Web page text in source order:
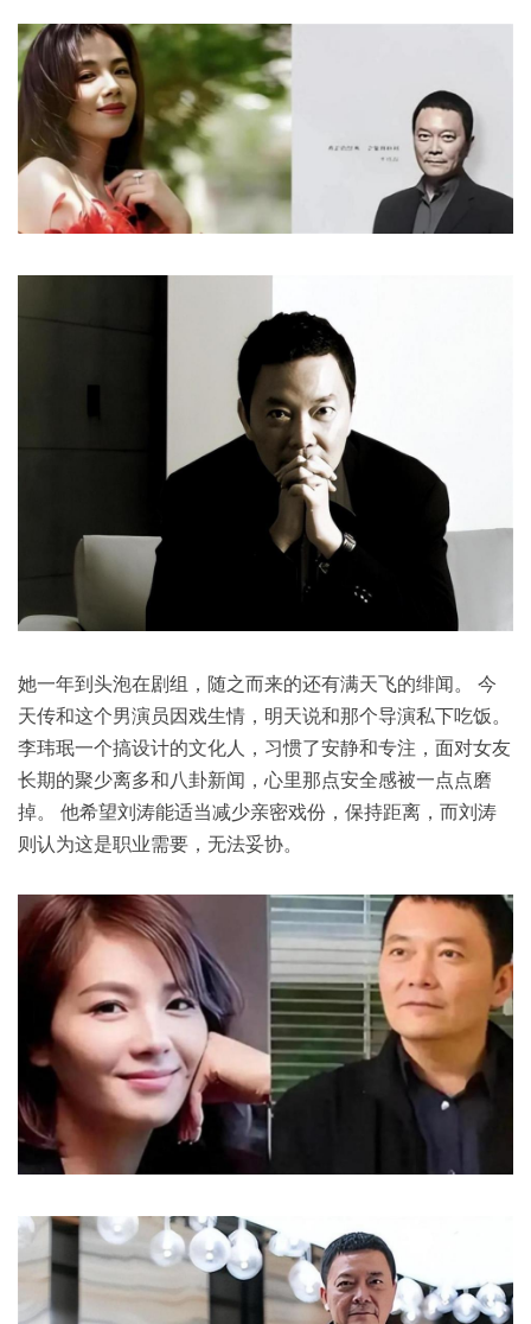
她一年到头泡在剧组，随之而来的还有满天飞的绯闻。 今
天传和这个男演员因戏生情，明天说和那个导演私下吃饭。
李玮珉一个搞设计的文化人，习惯了安静和专注，面对女友
长期的聚少离多和八卦新闻 ，心里那点安全感被一点点磨
掉。 他希望刘涛能适当减少亲密戏份，保持距离，而刘涛
则认为这是职业需要，无法妥协。